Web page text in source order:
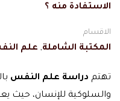
الاستفادة منه ؟
الاقسام
المكتبة الشاملة, علم
تهتم دراسة علم النفس
والسلوكية للإنسان، حيث